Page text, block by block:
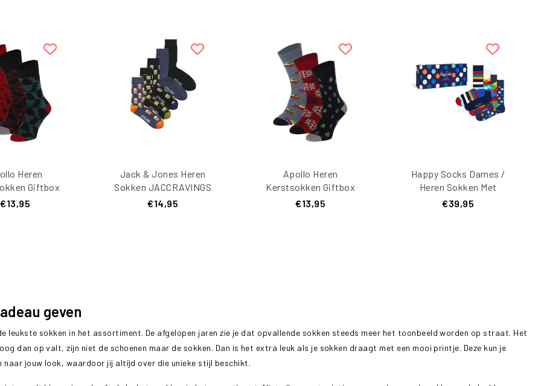
Heren
Giftbox
3-Pack
€13,95
Jack & Jones Heren
Sokken JACCRAVINGS
5-Pack
€14,95
Apollo Heren
Kerstsokken Giftbox
3-Pack
€13,95
Happy Socks Dames /
Heren Sokken Met
Print Giftbox 4-Pack
€39,95
geven
leukste sokken in het assortiment. De afgelopen jaren zie je dat opvallende sokken steeds meer het toonbeeld worden op straat. Het
dan op valt, zijn niet de schoenen maar de sokken. Dan is het extra leuk als je sokken draagt met een mooi printje. Deze kun je
naar jouw look, waardoor jij altijd over die unieke stijl beschikt.